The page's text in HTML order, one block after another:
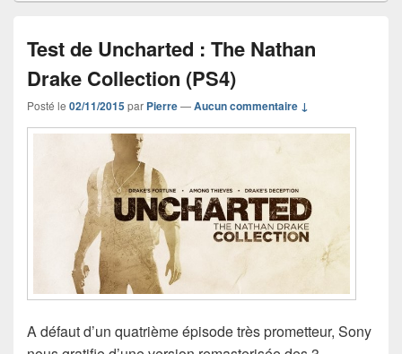
Test de Uncharted : The Nathan
Drake Collection (PS4)
Posté le 02/11/2015par Pierre—Aucun commentaire ↓
A défaut d’un quatrième épisode très prometteur, Sony